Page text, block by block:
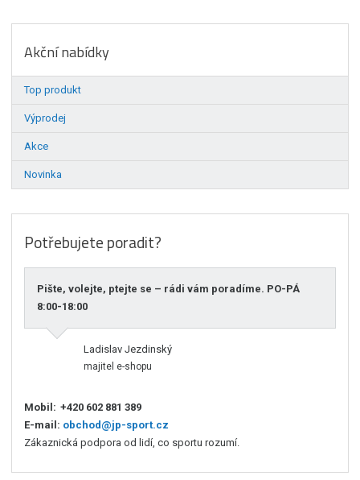
Akční nabídky
Top produkt
Výprodej
Akce
Novinka
Potřebujete poradit?
Pište, volejte, ptejte se – rádi vám poradíme. PO-PÁ
8:00-18:00
Ladislav Jezdinský
majitel e-shopu
Mobil: +420 602 881 389
E-mail: obchod@jp-sport.cz
Zákaznická podpora od lidí, co sportu rozumí.